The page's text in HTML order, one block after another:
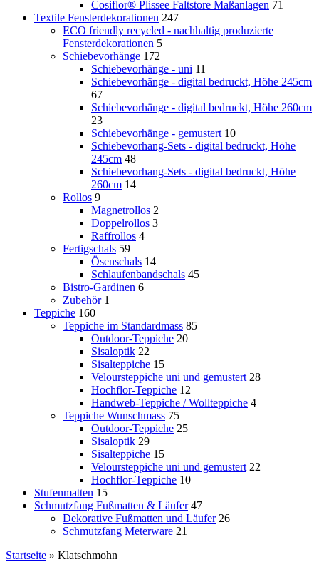
Cosiflor® Plissee Faltstore Maßanlagen 71
Textile Fensterdekorationen 247
ECO friendly recycled - nachhaltig produzierte
Fensterdekorationen 5
Schiebevorhänge 172
Schiebevorhänge - uni 11
Schiebevorhänge - digital bedruckt, Höhe 245cm
67
Schiebevorhänge - digital bedruckt, Höhe 260cm
23
Schiebevorhänge - gemustert 10
Schiebevorhang-Sets - digital bedruckt, Höhe
245cm 48
Schiebevorhang-Sets - digital bedruckt, Höhe
260cm 14
Rollos 9
Magnetrollos 2
Doppelrollos 3
Raffrollos 4
Fertigschals 59
Ösenschals 14
Schlaufenbandschals 45
Bistro-Gardinen 6
Zubehör 1
Teppiche 160
Teppiche im Standardmass 85
Outdoor-Teppiche 20
Sisaloptik 22
Sisalteppiche 15
Veloursteppiche uni und gemustert 28
Hochflor-Teppiche 12
Handweb-Teppiche / Wollteppiche 4
Teppiche Wunschmass 75
Outdoor-Teppiche 25
Sisaloptik 29
Sisalteppiche 15
Veloursteppiche uni und gemustert 22
Hochflor-Teppiche 10
Stufenmatten 15
Schmutzfang Fußmatten & Läufer 47
Dekorative Fußmatten und Läufer 26
Schmutzfang Meterware 21
Startseite » Klatschmohn